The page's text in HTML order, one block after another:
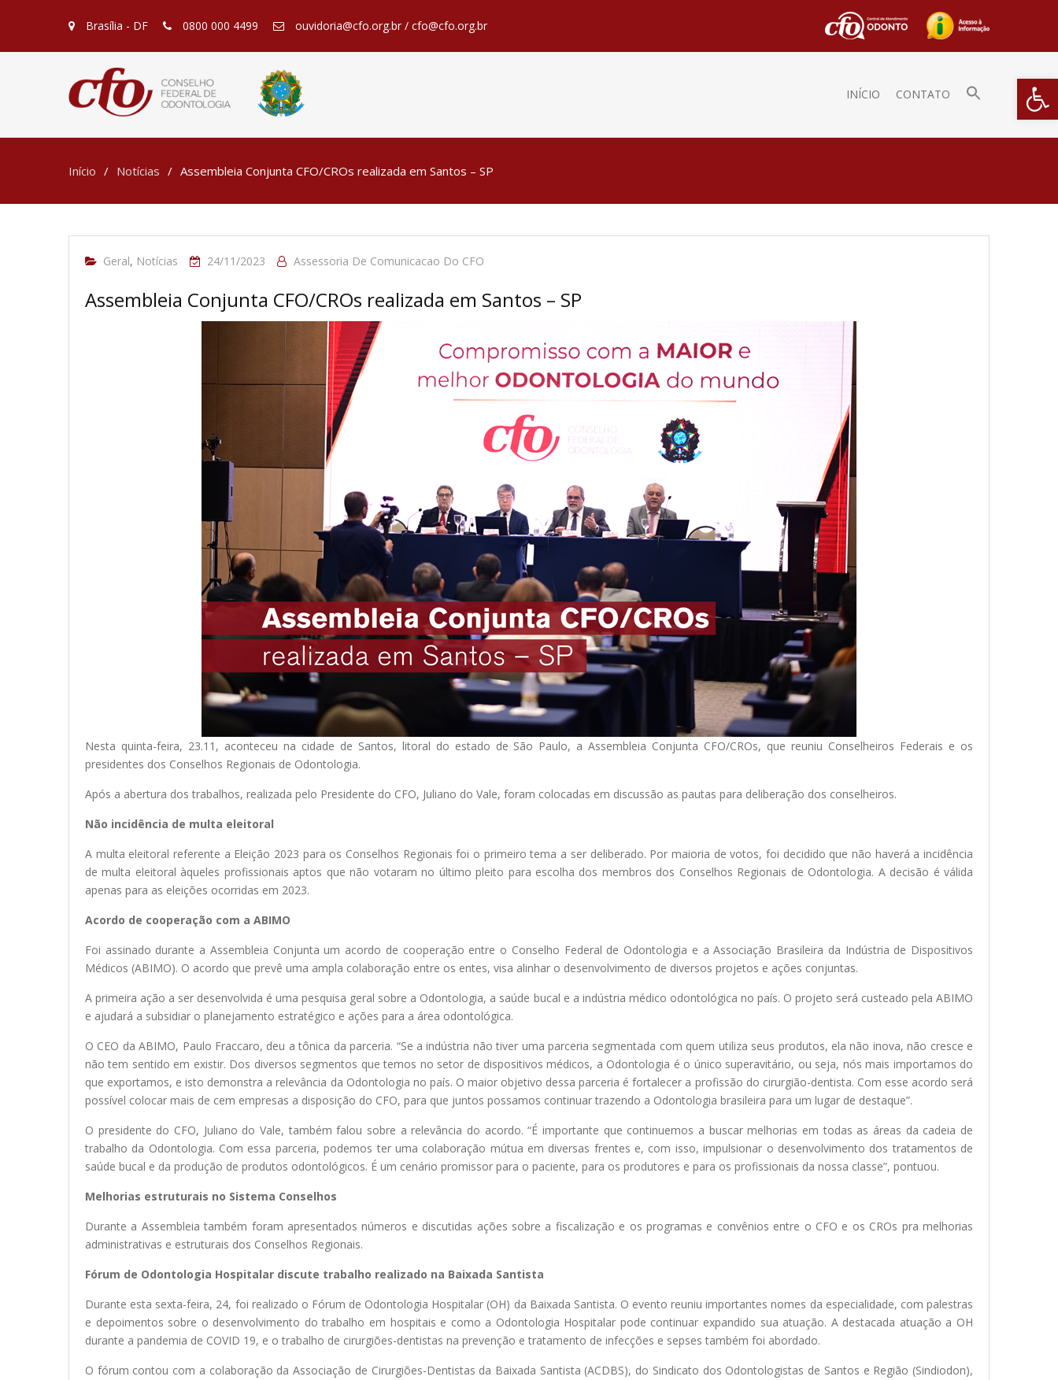
Barra de
Brasília - DF 0800 000 4499 ouvidoria@cfo.org.br / cfo@cfo.org.br
INÍCIO CONTATO
Início Notícias Assembleia Conjunta CFO/CROs realizada em Santos – SP
Geral, Notícias 24/11/2023 Assessoria De Comunicacao Do CFO
Assembleia Conjunta CFO/CROs realizada em Santos – SP
Nesta quinta-feira, 23.11, aconteceu na cidade de Santos, litoral do estado de São Paulo, a Assembleia Conjunta CFO/CROs, que reuniu Conselheiros Federais e os
presidentes dos Conselhos Regionais de Odontologia.
Após a abertura dos trabalhos, realizada pelo Presidente do CFO, Juliano do Vale, foram colocadas em discussão as pautas para deliberação dos conselheiros.
Não incidência de multa eleitoral
A multa eleitoral referente a Eleição 2023 para os Conselhos Regionais foi o primeiro tema a ser deliberado. Por maioria de votos, foi decidido que não haverá a incidência
de multa eleitoral àqueles profissionais aptos que não votaram no último pleito para escolha dos membros dos Conselhos Regionais de Odontologia. A decisão é válida
apenas para as eleições ocorridas em 2023.
Acordo de cooperação com a ABIMO
Foi assinado durante a Assembleia Conjunta um acordo de cooperação entre o Conselho Federal de Odontologia e a Associação Brasileira da Indústria de Dispositivos
Médicos (ABIMO). O acordo que prevê uma ampla colaboração entre os entes, visa alinhar o desenvolvimento de diversos projetos e ações conjuntas.
A primeira ação a ser desenvolvida é uma pesquisa geral sobre a Odontologia, a saúde bucal e a indústria médico odontológica no país. O projeto será custeado pela ABIMO
e ajudará a subsidiar o planejamento estratégico e ações para a área odontológica.
O CEO da ABIMO, Paulo Fraccaro, deu a tônica da parceria. “Se a indústria não tiver uma parceria segmentada com quem utiliza seus produtos, ela não inova, não cresce e
não tem sentido em existir. Dos diversos segmentos que temos no setor de dispositivos médicos, a Odontologia é o único superavitário, ou seja, nós mais importamos do
que exportamos, e isto demonstra a relevância da Odontologia no país. O maior objetivo dessa parceria é fortalecer a profissão do cirurgião-dentista. Com esse acordo será
possível colocar mais de cem empresas a disposição do CFO, para que juntos possamos continuar trazendo a Odontologia brasileira para um lugar de destaque”.
O presidente do CFO, Juliano do Vale, também falou sobre a relevância do acordo. “É importante que continuemos a buscar melhorias em todas as áreas da cadeia de
trabalho da Odontologia. Com essa parceria, podemos ter uma colaboração mútua em diversas frentes e, com isso, impulsionar o desenvolvimento dos tratamentos de
saúde bucal e da produção de produtos odontológicos. É um cenário promissor para o paciente, para os produtores e para os profissionais da nossa classe”, pontuou.
Melhorias estruturais no Sistema Conselhos
Durante a Assembleia também foram apresentados números e discutidas ações sobre a fiscalização e os programas e convênios entre o CFO e os CROs pra melhorias
administrativas e estruturais dos Conselhos Regionais.
Fórum de Odontologia Hospitalar discute trabalho realizado na Baixada Santista
Durante esta sexta-feira, 24, foi realizado o Fórum de Odontologia Hospitalar (OH) da Baixada Santista. O evento reuniu importantes nomes da especialidade, com palestras
e depoimentos sobre o desenvolvimento do trabalho em hospitais e como a Odontologia Hospitalar pode continuar expandido sua atuação. A destacada atuação a OH
durante a pandemia de COVID 19, e o trabalho de cirurgiões-dentistas na prevenção e tratamento de infecções e sepses também foi abordado.
O fórum contou com a colaboração da Associação de Cirurgiões-Dentistas da Baixada Santista (ACDBS), do Sindicato dos Odontologistas de Santos e Região (Sindiodon),